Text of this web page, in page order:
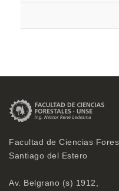
Facultad de Ciencias
Santiago del Estero
Av. Belgrano (s) 1912,